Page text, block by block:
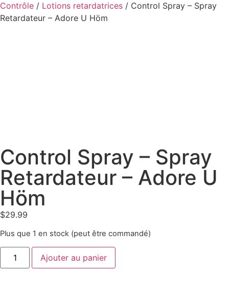
Contrôle / Lotions retardatrices / Control Spray – Spray
Retardateur – Adore U Höm
Control Spray – Spray
Retardateur – Adore U
Höm
$29.99
Plus que 1 en stock (peut être commandé)
Ajouter au panier